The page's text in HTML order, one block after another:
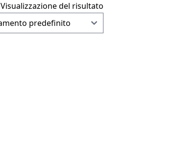
Visualizzazione del risultato